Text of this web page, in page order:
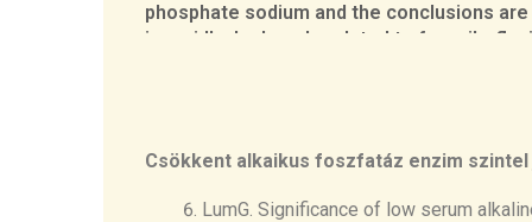
phosphate sodium and the conclusions
is rapidly dephosphorylated to free
phosphate may be dephosphorylated
and mainly found as flavin adenine
Csökkent alkaikus foszfatáz enzim
LumG. Significance of low serum